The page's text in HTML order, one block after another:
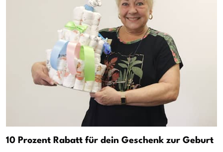
10 Prozent Rabatt für dein Geschenk zur Geburt